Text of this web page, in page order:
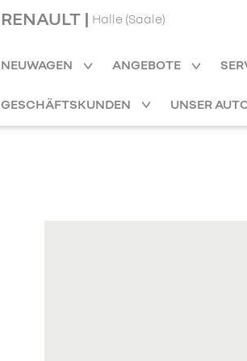
RENAULT | Halle (Saale)
NEUWAGEN ANGEBOTE
GESCHÄFTSKUNDEN UNSER